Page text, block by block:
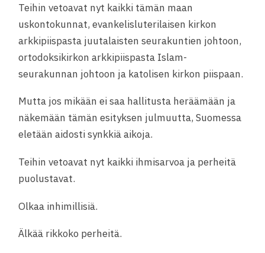
Teihin vetoavat nyt kaikki tämän maan
uskontokunnat, evankelisluterilaisen kirkon
arkkipiispasta juutalaisten seurakuntien johtoon,
ortodoksikirkon arkkipiispasta Islam-
seurakunnan johtoon ja katolisen kirkon piispaan.
Mutta jos mikään ei saa hallitusta heräämään ja
näkemään tämän esityksen julmuutta, Suomessa
eletään aidosti synkkiä aikoja.
Teihin vetoavat nyt kaikki ihmisarvoa ja perheitä
puolustavat.
Olkaa inhimillisiä.
Älkää rikkoko perheitä.